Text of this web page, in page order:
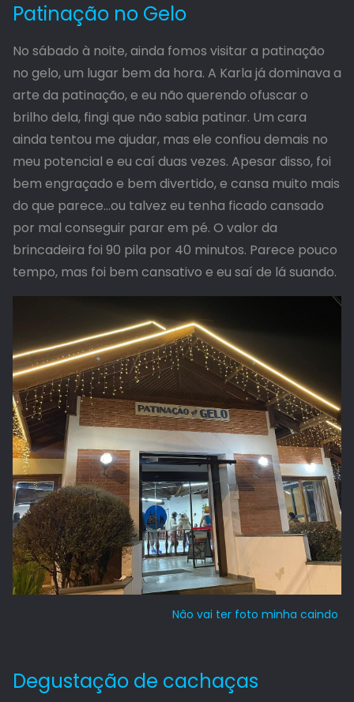
Patinação no Gelo
No sábado à noite, ainda fomos visitar a patinação
no gelo, um lugar bem da hora. A Karla já dominava a
arte da patinação, e eu não querendo ofuscar o
brilho dela, fingi que não sabia patinar. Um cara
ainda tentou me ajudar, mas ele confiou demais no
meu potencial e eu caí duas vezes. Apesar disso, foi
bem engraçado e bem divertido, e cansa muito mais
do que parece…ou talvez eu tenha ficado cansado
por mal conseguir parar em pé. O valor da
brincadeira foi 90 pila por 40 minutos. Parece pouco
tempo, mas foi bem cansativo e eu saí de lá suando.
Nâo vai ter foto minha caindo
Degustação de cachaças